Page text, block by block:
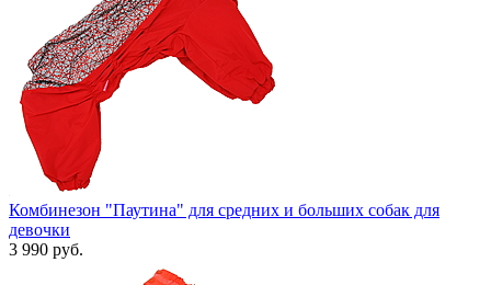
Комбинезон "Паутина" для средних и больших собак для
девочки
3 990 руб.